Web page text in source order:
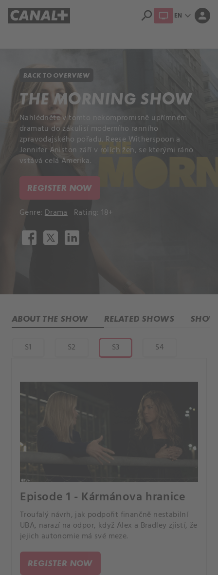
search EN expand_more person
BACK TO OVERVIEW
THE MORNING SHOW
Nahlédněte v tomto nekompromisně upřímném
dramatu do zákulisí moderního ranního
zpravodajského pořadu. Reese Witherspoon a
Jennifer Aniston září v rolích žen, se kterými ráno
vstává celá Amerika.
REGISTER NOW
Genre: Drama Rating: 18+
ABOUT THE SHOW RELATED SHOWS
S1 S2 S3 S4
Episode 1 - Kármánova hranice
Troufalý návrh, jak podpořit finančně nestabilní
UBA, narazí na odpor, když Alex a Bradley zjistí, že
jejich autonomie má své meze.
REGISTER NOW